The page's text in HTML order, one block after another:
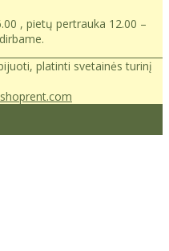
, pietų pertrauka 12.00 –
platinti svetainės turinį